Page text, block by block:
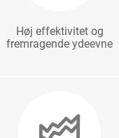
Høj effektivitet og
fremragende ydeevne